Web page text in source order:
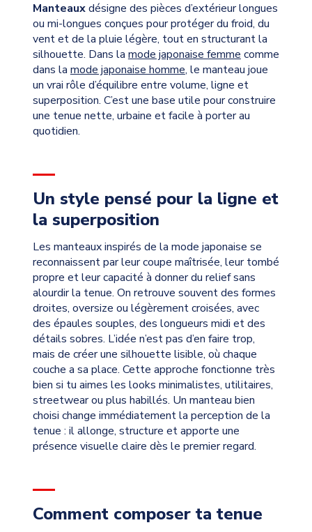
Manteauxdésigne des pièces d’extérieur longues
ou mi-longues conçues pour protéger du froid, du
vent et de la pluie légère, tout en structurant la
silhouette. Dans la mode japonaise femme comme
dans la mode japonaise homme, le manteau joue
un vrai rôle d’équilibre entre volume, ligne et
superposition. C’est une base utile pour construire
une tenue nette, urbaine et facile à porter au
quotidien.
Un style pensé pour la ligne et
la superposition
Les manteaux inspirés de la mode japonaise se
reconnaissent par leur coupe maîtrisée, leur tombé
propre et leur capacité à donner du relief sans
alourdir la tenue. On retrouve souvent des formes
droites, oversize ou légèrement croisées, avec
des épaules souples, des longueurs midi et des
détails sobres. L’idée n’est pas d’en faire trop,
mais de créer une silhouette lisible, où chaque
couche a sa place. Cette approche fonctionne très
bien si tu aimes les looks minimalistes, utilitaires,
streetwear ou plus habillés. Un manteau bien
choisi change immédiatement la perception de la
tenue : il allonge, structure et apporte une
présence visuelle claire dès le premier regard.
Comment composer ta tenue